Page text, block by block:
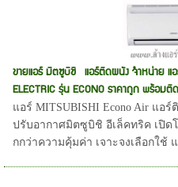
ขายแอร์ มิตซูบิชิ แอร์ติดผนัง จำหน่าย แ
ELECTRIC รุ่น ECONO ราคาถูก พร้อมติ
แอร์ MITSUBISHI Econo Air แอ
ปรับอากาศมิตซูบิชิ อีเล็คทริค เปิด
กกว่าความคุ้มค่า เจาะจงเลือกใช้